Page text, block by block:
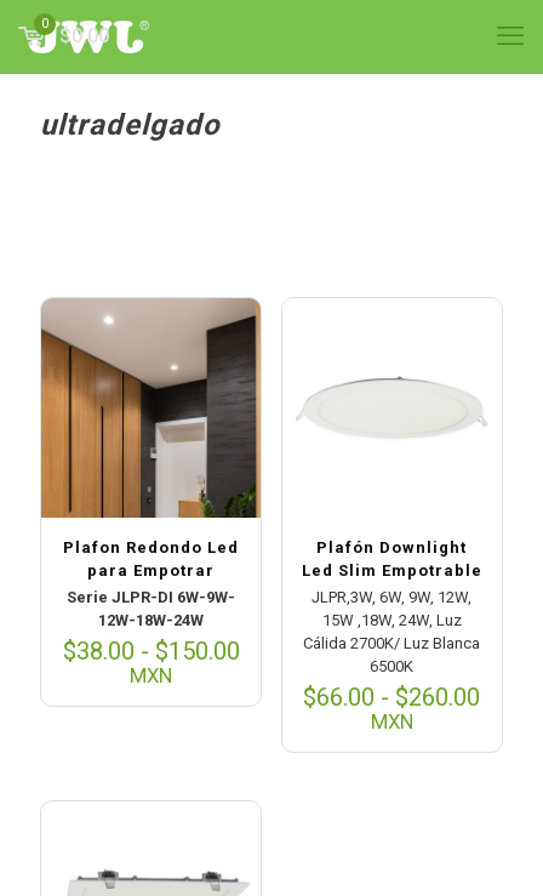
0
$0.00
ultradelgado
Plafon Redondo Led
para Empotrar
Serie JLPR-DI 6W-9W-
12W-18W-24W
$38.00 - $150.00Rango
precios:
$38.00
MXN
Plafón Downlight
Led Slim Empotrable
JLPR,3W, 6W, 9W, 12W,
15W ,18W, 24W, Luz
Cálida 2700K/ Luz Blanca
6500K
$66.00 - $260.00
MXN